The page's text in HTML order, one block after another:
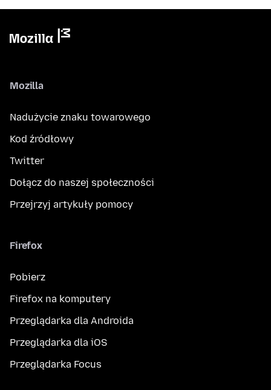
Mozilla
Nadużycie znaku towarowego
Kod źródłowy
Twitter
Dołącz do naszej społeczności
Przejrzyj artykuły pomocy
Firefox
Pobierz
Firefox na komputery
Przeglądarka dla Androida
Przeglądarka dla iOS
Przeglądarka Focus